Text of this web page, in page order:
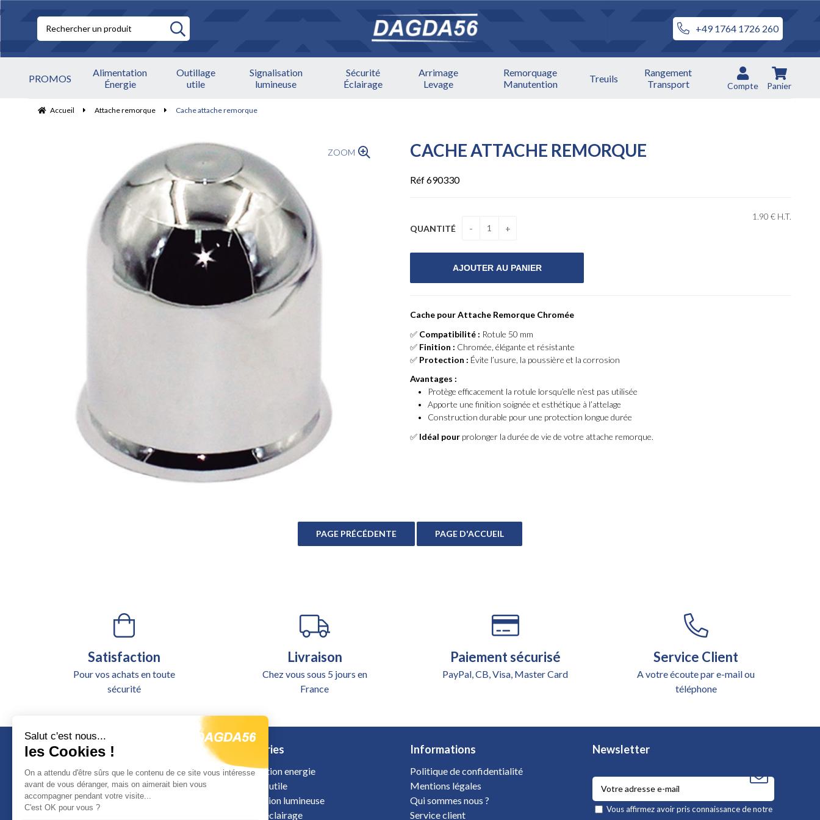
+49 1764 1726 260
PROMOS
Alimentation
Énergie
Outillage
utile
Signalisation
lumineuse
Sécurité
Éclairage
Arrimage
Levage
Remorquage
Manutention
Treuils
Rangement
Transport
Compte Panier
Accueil Attache remorque Cache attache remorque
ZOOM CACHE ATTACHE REMORQUE
Réf 690330
1 .90 € H.T.
QUANTITÉ
Cache pour Attache Remorque Chromée
✅ Compatibilité : Rotule 50 mm
✅ Finition : Chromée, élégante et résistante
✅ Protection : Évite l’usure, la poussière et la corrosion
Avantages :
• Protège efficacement la rotule lorsqu’elle n’est pas utilisée
• Apporte une finition soignée et esthétique à l’attelage
• Construction durable pour une protection longue durée
✅ Idéal pour prolonger la durée de vie de votre attache remorque.
Satisfaction
Pour vos achats en toute
sécurité
Livraison
Chez vous sous 5 jours en
France
Paiement sécurisé
PayPal, CB, Visa, Master Card
Service Client
A votre écoute par e-mail ou
téléphone
Calle de Colombia
Catégories
Alimentation energie
Outillage utile
Signalisation lumineuse
Sécurité éclairage
Informations
Politique de confidentialité
Mentions légales
Qui sommes nous ?
Service client
Newsletter
Vous affirmez avoir pris connaissance de notre
Salut c'est nous...
les Cookies !
On a attendu d'être sûrs que le contenu de ce site vous intéresse
avant de vous déranger, mais on aimerait bien vous
accompagner pendant votre visite...
C'est OK pour vous ?